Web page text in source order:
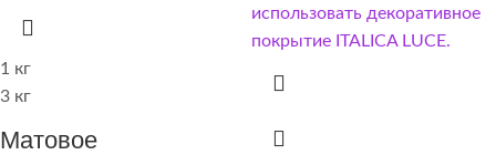
1 кг
3 кг
Матовое